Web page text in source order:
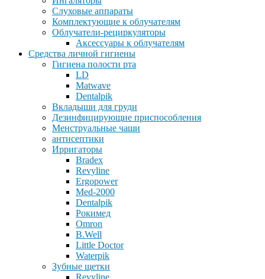
Слуховые аппараты
Комплектующие к облучателям
Облучатели-рециркуляторы
Аксессуары к облучателям
Средства личной гигиены
Гигиена полости рта
LD
Matwave
Dentalpik
Вкладыши для груди
Дезинфицирующие приспособления
Менструальные чаши
антисептики
Ирригаторы
Bradex
Revyline
Ergopower
Med-2000
Dentalpik
Рокимед
Omron
B.Well
Little Doctor
Waterpik
Зубные щетки
Revyline